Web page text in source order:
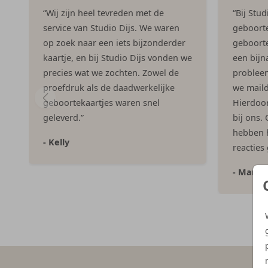
“Wij zijn heel tevreden met de
service van Studio Dijs. We waren
op zoek naar een iets bijzonderder
kaartje, en bij Studio Dijs vonden we
precies wat we zochten. Zowel de
proefdruk als de daadwerkelijke
geboortekaartjes waren snel
geleverd.”
- Kelly
“Bij
een
we
bij ons.
hebben
reacties
- Marloes